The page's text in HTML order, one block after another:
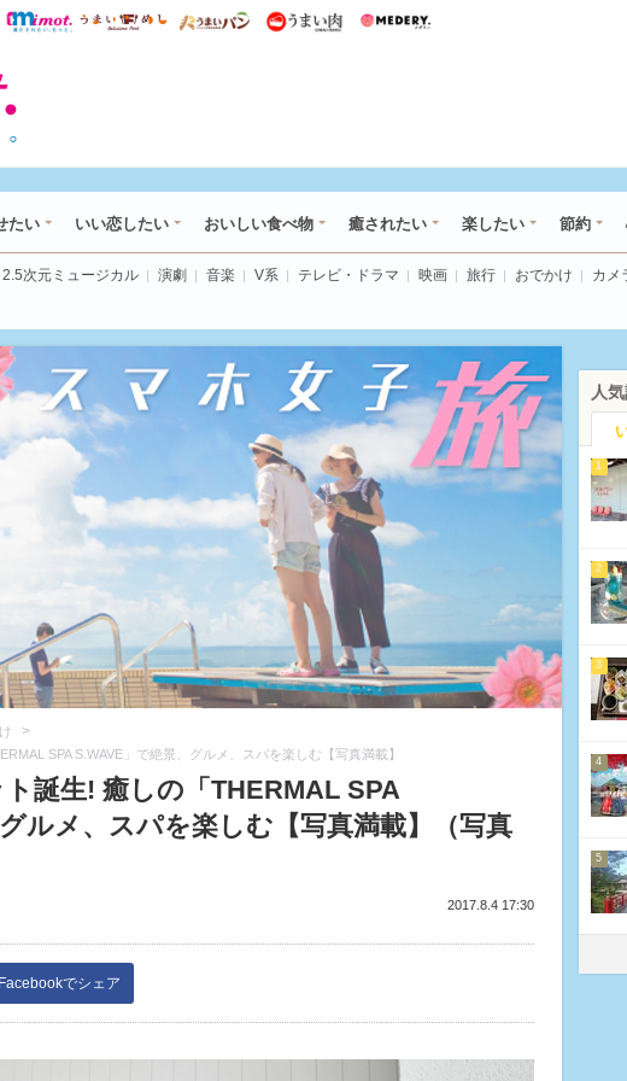
ウレぴあ総研 ディズニー特集
mimot. うまいめし うまいパン うまい肉
たい いい恋したい おいしい食べ物 癒されたい 楽したい 節約
2.5次元ミュージカル 演劇 音楽 V系 テレビ・ドラマ 映画 旅行 おでかけ カメ
>
SPA S.WAVE」で絶景、グルメ、スパを楽しむ【写真満載】
誕生! 癒しの「THERMAL SPA
ルメ、スパを楽しむ【写真満載】（写真
2017.8.4 17:30
Facebookでシェア
人
1
2
3
4
5